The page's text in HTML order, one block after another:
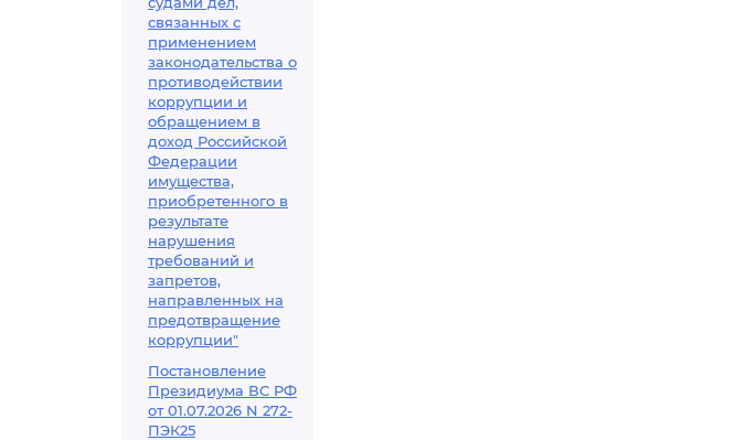
связанных с
применением
законодательства о
противодействии
коррупции и
обращением в
доход Российской
Федерации
имущества,
приобретенного в
результате
нарушения
требований и
запретов,
направленных на
предотвращение
коррупции"
Постановление
Президиума ВС РФ
от 01.07.2026 N 272-
ПЭК25